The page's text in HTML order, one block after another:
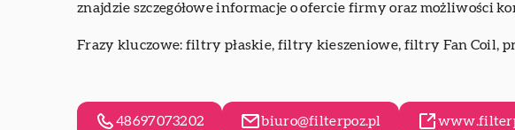
znajdzie szczegółowe informacje o ofercie firmy oraz możliwości
Frazy kluczowe: filtry płaskie, filtry kieszeniowe, filtry Fan Coil,
48697073202 biuro@filterpoz.pl